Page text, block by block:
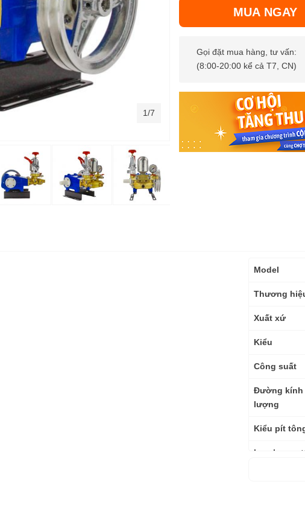
MUA NGAY
Gọi đặt mua hàng, tư vấn:
(8:00-20:00 kể cả T7, CN)
1/7
kỹ
Model
Thương
Xuất xứ
Kiểu
Công suất
Đường kính
lượng
Kiểu pít
Lưu lượng